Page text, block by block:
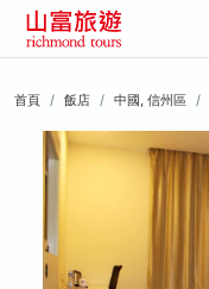
首頁 飯店 中國, 信州區